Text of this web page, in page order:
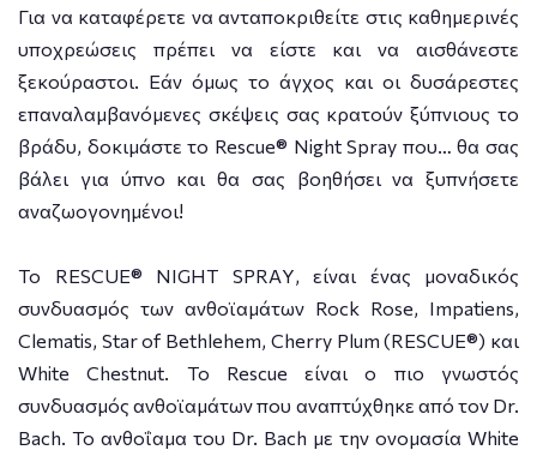
Για να καταφέρετε να ανταποκριθείτε στις καθημερινές
υποχρεώσεις πρέπει να είστε και να αισθάνεστε
ξεκούραστοι. Εάν όμως το άγχος και οι δυσάρεστες
επαναλαμβανόμενες σκέψεις σας κρατούν ξύπνιους το
βράδυ, δοκιμάστε το Rescue® Night Spray που… θα σας
βάλει για ύπνο και θα σας βοηθήσει να ξυπνήσετε
αναζωογονημένοι!
Το RESCUE® NIGHT SPRAΥ, είναι ένας μοναδικός
συνδυασμός των ανθοϊαμάτων Rock Rose, Impatiens,
Clematis, Star of Bethlehem, Cherry Plum (RESCUE®) και
White Chestnut. Το Rescue είναι ο πιο γνωστός
συνδυασμός ανθοϊαμάτων που αναπτύχθηκε από τον Dr.
Bach. Το ανθοΐαμα του Dr. Bach με την ονομασία White